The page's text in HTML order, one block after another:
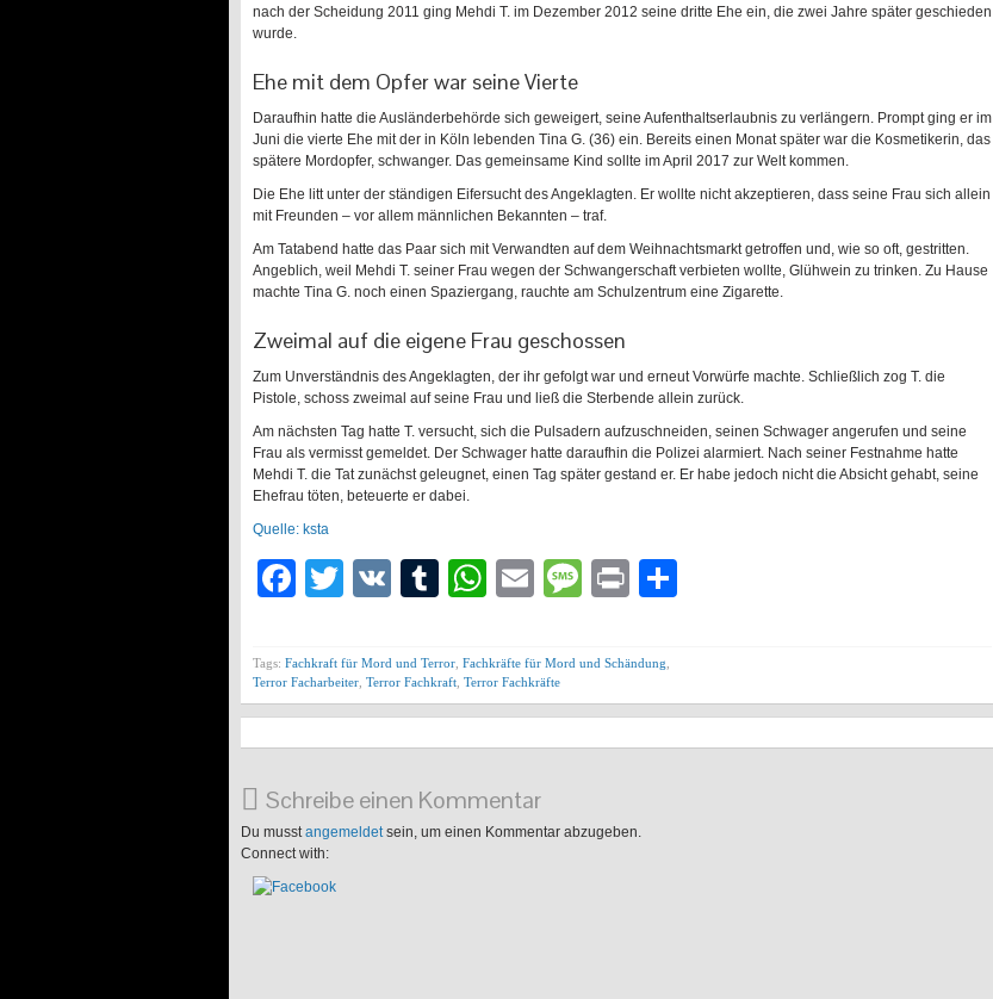
nach der Scheidung 2011 ging Mehdi T. im Dezember 2012 seine dritte Ehe ein, die zwei Jahre später geschieden
wurde.
Ehe mit dem Opfer war seine Vierte
Daraufhin hatte die Ausländerbehörde sich geweigert, seine Aufenthaltserlaubnis zu verlängern. Prompt ging er im
Juni die vierte Ehe mit der in Köln lebenden Tina G. (36) ein. Bereits einen Monat später war die Kosmetikerin, das
spätere Mordopfer, schwanger. Das gemeinsame Kind sollte im April 2017 zur Welt kommen.
Die Ehe litt unter der ständigen Eifersucht des Angeklagten. Er wollte nicht akzeptieren, dass seine Frau sich allein
mit Freunden – vor allem männlichen Bekannten – traf.
Am Tatabend hatte das Paar sich mit Verwandten auf dem Weihnachtsmarkt getroffen und, wie so oft, gestritten.
Angeblich, weil Mehdi T. seiner Frau wegen der Schwangerschaft verbieten wollte, Glühwein zu trinken. Zu Hause
machte Tina G. noch einen Spaziergang, rauchte am Schulzentrum eine Zigarette.
Zweimal auf die eigene Frau geschossen
Zum Unverständnis des Angeklagten, der ihr gefolgt war und erneut Vorwürfe machte. Schließlich zog T. die
Pistole, schoss zweimal auf seine Frau und ließ die Sterbende allein zurück.
Am nächsten Tag hatte T. versucht, sich die Pulsadern aufzuschneiden, seinen Schwager angerufen und seine
Frau als vermisst gemeldet. Der Schwager hatte daraufhin die Polizei alarmiert. Nach seiner Festnahme hatte
Mehdi T. die Tat zunächst geleugnet, einen Tag später gestand er. Er habe jedoch nicht die Absicht gehabt, seine
Ehefrau töten, beteuerte er dabei.
Quelle: ksta
Facebook
Twitter
VK Tumblr
WhatsApp
EmailMessage
Print
Tags: Fachkraft für Mord und Terror Fachkräfte für Mord und Schändung
Terror Facharbeiter Terror Fachkraft Terror Fachkräfte
Schreibe einen Kommentar
Du musstangemeldetsein, um einen Kommentar abzugeben.
Connect with: